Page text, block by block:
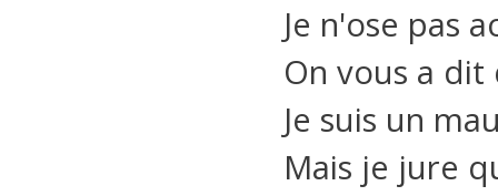
Je n'ose pas
On vous a
Je suis un
Mais je jure